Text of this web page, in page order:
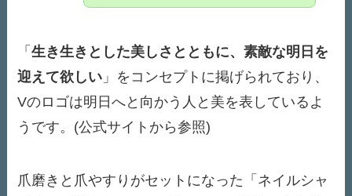
「生き生きとした美しさとともに、素敵な明日を
迎えて欲しい 」をコンセプトに掲げられており、
Vのロゴは明日へと向かう人と美を表しているよ
うです。(公式サイトから参照)
爪磨きと爪やすりがセットになった「ネイルシャ